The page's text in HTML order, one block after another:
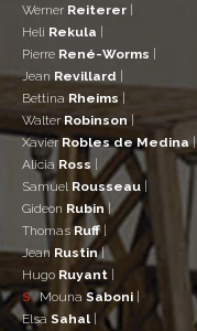
Werner Reiterer |
Heli Rekula |
Pierre René-Worms |
Jean Revillard |
Bettina Rheims |
Walter Robinson|
Xavier Robles de Medina |
Alicia Ross |
Samuel Rousseau |
Gideon Rubin|
ThomasRuff|
Jean Rustin|
Hugo Ruyant |
S Mouna Saboni |
Elsa Sahal |